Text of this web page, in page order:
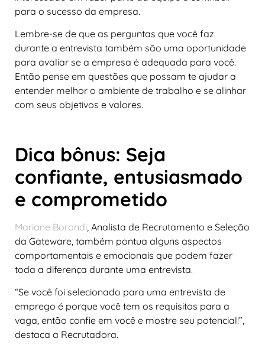
para o sucesso da empresa.
Lembre-se de que as perguntas que você faz
durante a entrevista também são uma oportunidade
para avaliar se a empresa é adequada para você.
Então pense em questões que possam te ajudar a
entender melhor o ambiente de trabalho e se alinhar
com seus objetivos e valores.
Dica bônus: Seja
confiante, entusiasmado
e comprometido
Mariane Borondi, Analista de Recrutamento e Seleção
da Gateware, também pontua alguns aspectos
comportamentais e emocionais que podem fazer
toda a diferença durante uma entrevista.
“Se você foi selecionado para uma entrevista de
emprego é porque você tem os requisitos para a
vaga, então confie em você e mostre seu potencial!”,
destaca a Recrutadora.